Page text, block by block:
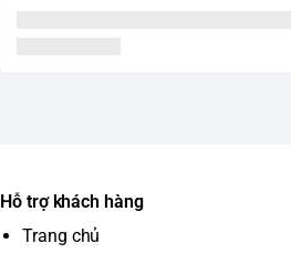
Hỗ trợ khách hàng
Trang chủ